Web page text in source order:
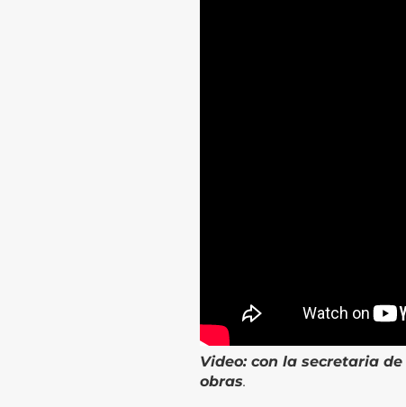
Video: con la secretaria
obras.